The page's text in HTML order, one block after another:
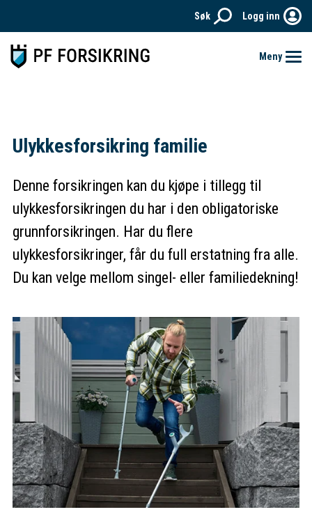
Søk Logg inn
Meny
Forsikringer
Priser
Aktuelt
Kontakt
Meld skade
Ulykkesforsikring familie
Denne forsikringen kan du kjøpe i tillegg til
ulykkesforsikringen du har i den obligatoriske
grunnforsikringen. Har du flere
ulykkesforsikringer, får du full erstatning fra alle.
Du kan velge mellom singel- eller familiedekning!